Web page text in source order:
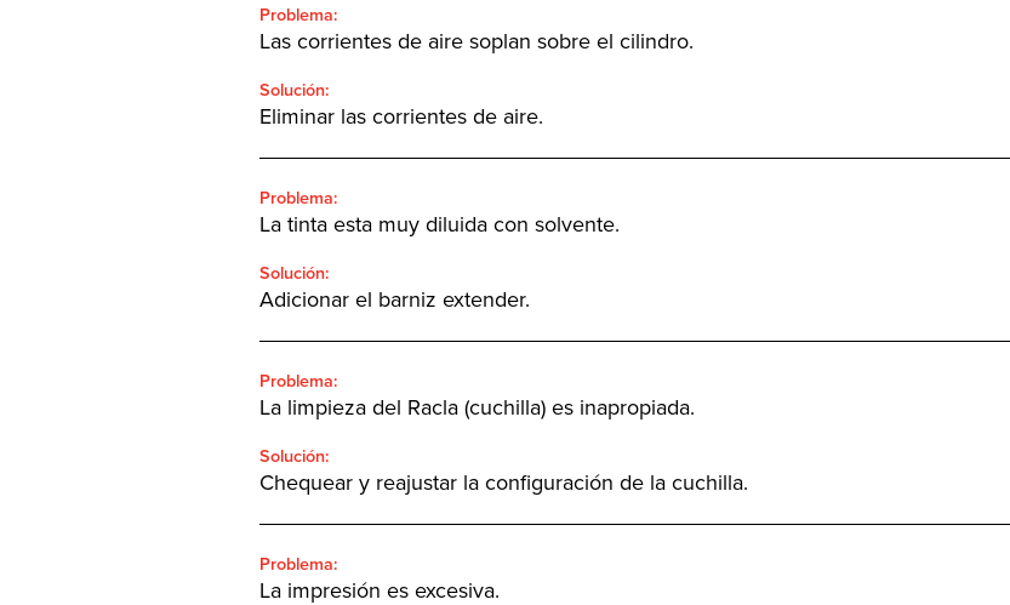
Problema:
Las corrientes de aire soplan sobre el cilindro.
Solución:
Eliminar las corrientes de aire.
Problema:
La tinta esta muy diluida con solvente.
Solución:
Adicionar el barniz extender.
Problema:
La limpieza del Racla (cuchilla) es inapropiada.
Solución:
Chequear y reajustar la configuración de la cuchilla.
Problema:
La impresión es excesiva.